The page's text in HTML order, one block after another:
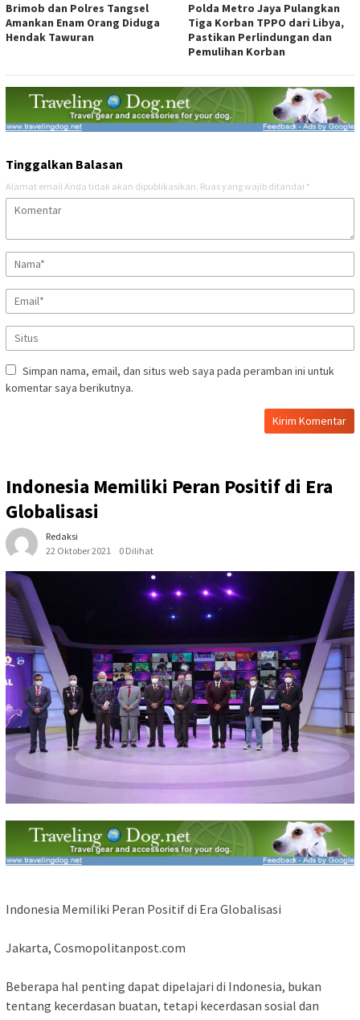
Brimob dan Polres Tangsel
Amankan Enam Orang Diduga
Hendak Tawuran
Polda Metro Jaya Pulangkan
Tiga Korban TPPO dari Libya,
Pastikan Perlindungan dan
Pemulihan Korban
Tinggalkan Balasan
Alamat email Anda tidak akan dipublikasikan. Ruas yang wajib ditandai *
Simpan nama, email, dan situs web saya pada peramban ini untuk
komentar saya berikutnya.
Indonesia Memiliki Peran Positif di Era
Globalisasi
Redaksi
22 Oktober 2021
0 Dilihat
Indonesia Memiliki Peran Positif di Era Globalisasi
Jakarta, Cosmopolitanpost.com
Beberapa hal penting dapat dipelajari di Indonesia, bukan
tentang kecerdasan buatan, tetapi kecerdasan sosial dan